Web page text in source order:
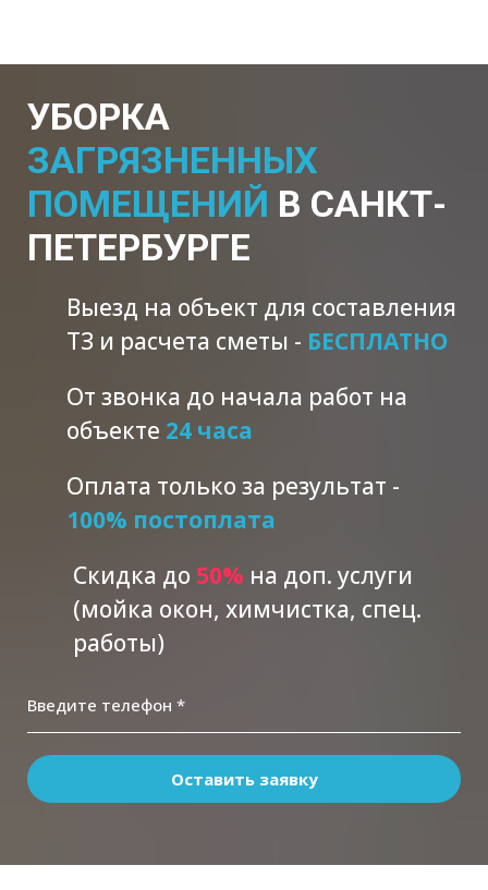
УБОРКА
ЗАГРЯЗНЕННЫХ
ПОМЕЩЕНИЙ В САНКТ-
ПЕТЕРБУРГЕ
Выезд на объект для составления
ТЗ и расчета сметы - БЕСПЛАТНО
От звонка до начала работ на
объекте 24 часа
Оплата только за результат -
100% постоплата
Скидка до 50% на доп. услуги
(мойка окон, химчистка, спец.
работы)
Введите телефон *
Оставить заявку